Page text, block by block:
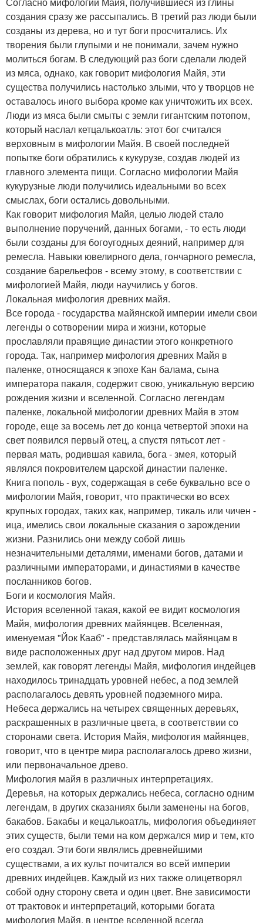
создания сразу же рассыпались. В третий раз люди были
созданы из дерева, но и тут боги просчитались. Их
творения были глупыми и не понимали, зачем нужно
молиться богам. В следующий раз боги сделали людей
из мяса, однако, как говорит мифология Майя, эти
существа получились настолько злыми, что у творцов не
оставалось иного выбора кроме как уничтожить их всех.
Люди из мяса были смыты с земли гигантским потопом,
который наслал кетцалькоатль: этот бог считался
верховным в мифологии Майя. В своей последней
попытке боги обратились к кукурузе, создав людей из
главного элемента пищи. Согласно мифологии Майя
кукурузные люди получились идеальными во всех
смыслах, боги остались довольными.
Как говорит мифология Майя, целью людей стало
выполнение поручений, данных богами, - то есть люди
были созданы для богоугодных деяний, например для
ремесла. Навыки ювелирного дела, гончарного ремесла,
создание барельефов - всему этому, в соответствии с
мифологией Майя, люди научились у богов.
Локальная мифология древних майя.
Все города - государства майянской империи имели свои
легенды о сотворении мира и жизни, которые
прославляли правящие династии этого конкретного
города. Так, например мифология древних Майя в
паленке, относящаяся к эпохе Кан балама, сына
императора пакаля, содержит свою, уникальную версию
рождения жизни и вселенной. Согласно легендам
паленке, локальной мифологии древних Майя в этом
городе, еще за восемь лет до конца четвертой эпохи на
свет появился первый отец, а спустя пятьсот лет -
первая мать, родившая кавила, бога - змея, который
являлся покровителем царской династии паленке.
Книга пополь - вух, содержащая в себе буквально все о
мифологии Майя, говорит, что практически во всех
крупных городах, таких как, например, тикаль или чичен -
ица, имелись свои локальные сказания о зарождении
жизни. Разнились они между собой лишь
незначительными деталями, именами богов, датами и
различными императорами, и династиями в качестве
посланников богов.
Боги и космология Майя.
История вселенной такая, какой ее видит космология
Майя, мифология древних майянцев. Вселенная,
именуемая "Йок Кааб" - представлялась майянцам в
виде расположенных друг над другом миров. Над
землей, как говорят легенды Майя, мифология индейцев
находилось тринадцать уровней небес, а под землей
располагалось девять уровней подземного мира.
Небеса держались на четырех священных деревьях,
раскрашенных в различные цвета, в соответствии со
сторонами света. История Майя, мифология майянцев,
говорит, что в центре мира располагалось древо жизни,
или первоначальное древо.
Мифология майя в различных интерпретациях.
Деревья, на которых держались небеса, согласно одним
легендам, в других сказаниях были заменены на богов,
бакабов. Бакабы и кецалькоатль, мифология объединяет
этих существ, были теми на ком держался мир и тем, кто
его создал. Эти боги являлись древнейшими
существами, а их культ почитался во всей империи
древних индейцев. Каждый из них также олицетворял
собой одну сторону света и один цвет. Вне зависимости
от трактовок и интерпретаций, которыми богата
мифология Майя, в центре вселенной всегда